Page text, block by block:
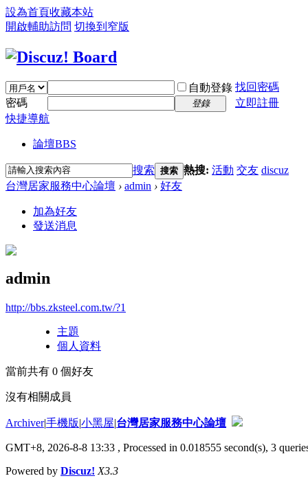
設為首頁收藏本站
開啟輔助訪問 切換到窄版
自動登錄 找回密碼
密碼
登錄
立即註冊
快捷導航
論壇BBS
搜索 搜索 熱搜: 活動 交友 discuz
台灣居家服務中心論壇 › admin › 好友
加為好友
發送消息
admin
http://bbs.zksteel.com.tw/?1
主題
個人資料
當前共有 0 個好友
沒有相關成員
Archiver|手機版|小黑屋|台灣居家服務中心論壇
GMT+8, 2026-8-8 13:33 , Processed in 0.018555 second(s), 3
Powered by Discuz! X3.3